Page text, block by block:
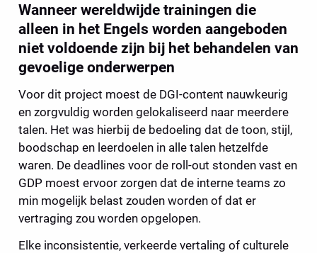
Wanneer wereldwijde trainingen die
alleen in het Engels worden aangeboden
niet voldoende zijn bij het behandelen van
gevoelige onderwerpen
Voor dit project moest de DGI-content nauwkeurig
en zorgvuldig worden gelokaliseerd naar meerdere
talen. Het was hierbij de bedoeling dat de toon, stijl,
boodschap en leerdoelen in alle talen hetzelfde
waren. De deadlines voor de roll-out stonden vast en
GDP moest ervoor zorgen dat de interne teams zo
min mogelijk belast zouden worden of dat er
vertraging zou worden opgelopen.
Elke inconsistentie, verkeerde vertaling of culturele